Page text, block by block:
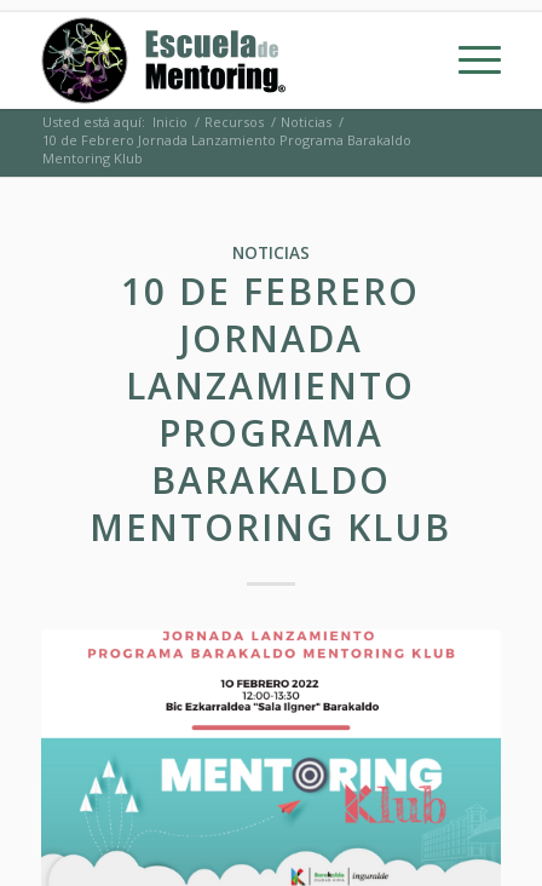
Usted está aquí: Inicio / Recursos / Noticias /
10 de Febrero Jornada Lanzamiento Programa Barakaldo
Mentoring Klub
NOTICIAS
10 DE FEBRERO
JORNADA
LANZAMIENTO
PROGRAMA
BARAKALDO
MENTORING KLUB